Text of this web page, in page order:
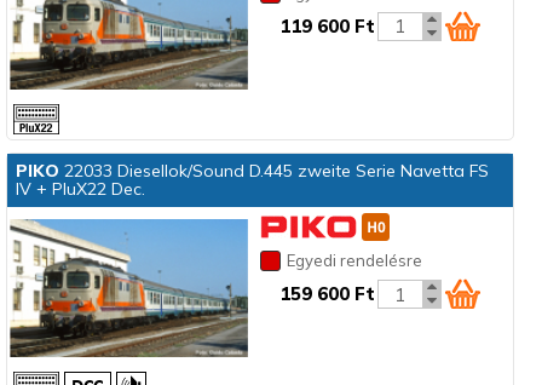
119 600 Ft
PIKO 22033 Diesellok/Sound D.445 zweite Serie Navetta FS
IV + PluX22 Dec.
Egyedi rendelésre
159 600 Ft